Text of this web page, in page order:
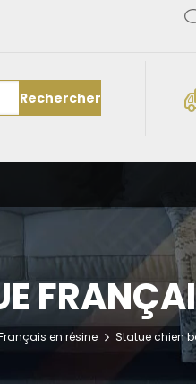
Rechercher
en résine Statue chien